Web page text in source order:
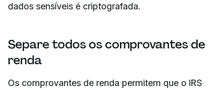
dados sensíveis é criptografada.
Separe todos os comprovantes de
renda
Os comprovantes de renda permitem que o IRS